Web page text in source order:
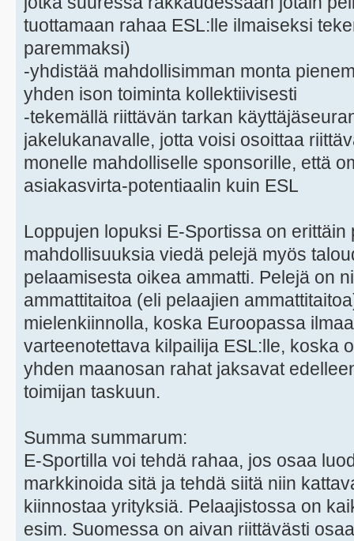
tuottamaan rahaa ESL:lle ilmaiseksi
paremmaksi)
-yhdistää mahdollisimman monta
yhden ison toiminta kollektiivisesti
-tekemällä riittävän tarkan
jakelukanavalle, jotta voisi osoittaa
monelle mahdolliselle sponsorille, että
asiakasvirta-potentiaalin kuin ESL
Loppujen lopuksi E-Sportissa on
mahdollisuuksia viedä pelejä myös
pelaamisesta oikea ammatti. Pelejä on
ammattitaitoa (eli pelaajien
mielenkiinnolla, koska Euroopassa
varteenotettava kilpailija ESL:lle, koska
yhden maanosan rahat jaksavat
toimijan taskuun.
Summa summarum:
E-Sportilla voi tehdä rahaa, jos osaa
markkinoida sitä ja tehdä siitä niin
kiinnostaa yrityksiä. Pelaajistossa on
esim. Suomessa on aivan riittävästi